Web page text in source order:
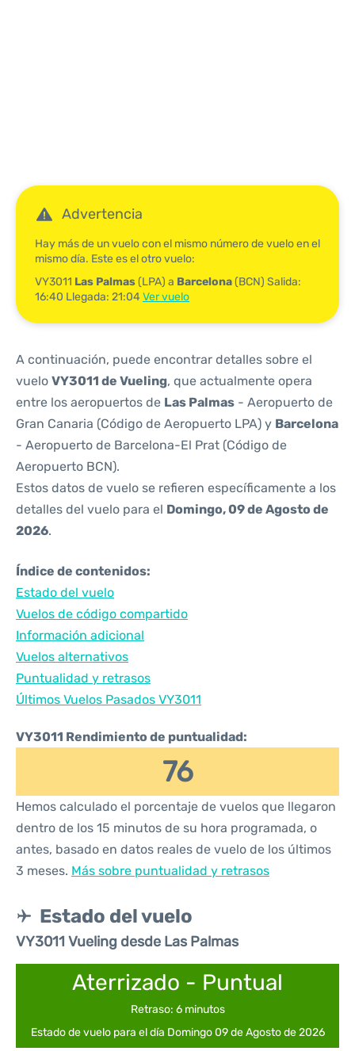
Advertencia
Hay más de un vuelo con el mismo número de vuelo en el
mismo día. Este es el otro vuelo:
VY3011 Las Palmas(LPA) a Barcelona(BCN) Salida:
16:40 Llegada: 21:04 Ver vuelo
A continuación, puede encontrar detalles sobre el
vuelo VY3011 de Vueling, que actualmente opera
entre los aeropuertos de Las Palmas - Aeropuerto de
Gran Canaria (Código de Aeropuerto LPA) y Barcelona
- Aeropuerto de Barcelona-El Prat (Código de
Aeropuerto BCN).
Estos datos de vuelo se refieren específicamente a los
detalles del vuelo para el Domingo, 09 de Agosto de
2026.
Índice de contenidos:
Estado del vuelo
Vuelos de código compartido
Información adicional
Vuelos alternativos
Puntualidad y retrasos
Últimos Vuelos Pasados VY3011
VY3011 Rendimiento de puntualidad:
76
Hemos calculado el porcentaje de vuelos que llegaron
dentro de los 15 minutos de su hora programada, o
antes, basado en datos reales de vuelo de los últimos
3 meses. Más sobre puntualidad y retrasos
Estado del vuelo
VY3011 Vueling desde Las Palmas
Aterrizado - Puntual
Retraso: 6 minutos
Estado de vuelo para el día Domingo 09 de Agosto de 2026